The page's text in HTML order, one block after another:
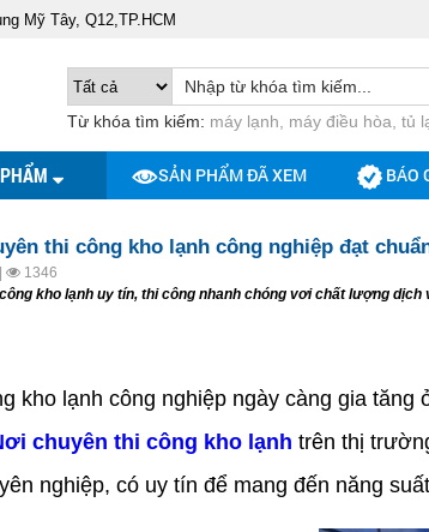
Mỹ Tây, Q12,TP.HCM
Từ khóa tìm kiếm: máy lạnh, máy điều hòa, tủ
SẢN PHẨM ĐÃ XEM BÁO
thi công kho lạnh công nghiệp đạt
1346
kho lạnh uy tín, thi công nhanh chóng vơi chất lượng dịch
lạnh công nghiệp ngày càng gia tăng
chuyên thi công kho lạnh trên thị
nghiệp, có uy tín để mang đến năng